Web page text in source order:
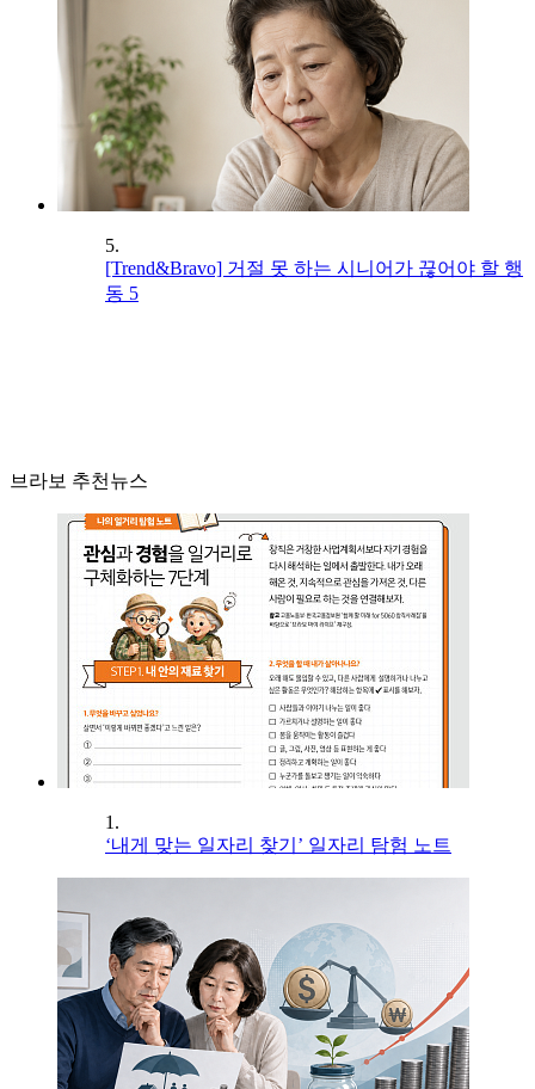
5.
[Trend&Bravo] 거절 못 하는 시니어가 끊어야 할 행
동 5
브라보 추천뉴스
1.
‘내게 맞는 일자리 찾기’ 일자리 탐험 노트